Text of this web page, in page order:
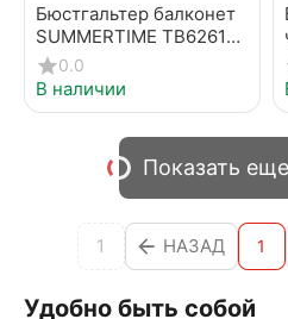
Бюстгальтер балконет
SUMMERTIME TB6261
мокко мусс
0.0
В наличии
Показать
1 НАЗАД 1
Удобно быть собой